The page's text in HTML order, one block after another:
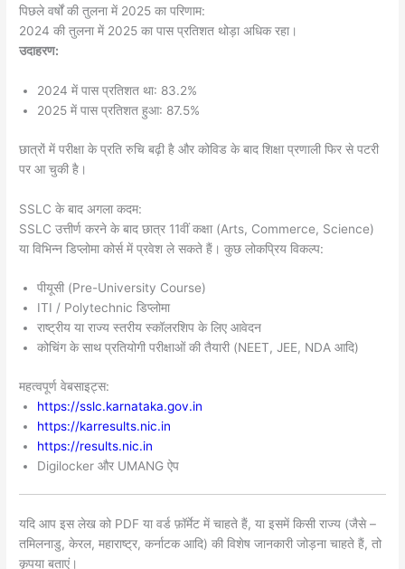
पिछले वर्षों की तुलना में 2025 का परिणाम:
2024 की तुलना में 2025 का पास प्रतिशत थोड़ा अधिक रहा।
उदाहरण:
2024 में पास प्रतिशत था: 83.2%
2025 में पास प्रतिशत हुआ: 87.5%
छात्रों में परीक्षा के प्रति रुचि बढ़ी है और कोविड के बाद शिक्षा प्रणाली फिर से पटरी
पर आ चुकी है।
SSLC के बाद अगला कदम:
SSLC उत्तीर्ण करने के बाद छात्र 11वीं कक्षा (Arts, Commerce, Science)
या विभिन्न डिप्लोमा कोर्स में प्रवेश ले सकते हैं। कुछ लोकप्रिय विकल्प:
पीयूसी (Pre-University Course)
ITI / Polytechnic डिप्लोमा
राष्ट्रीय या राज्य स्तरीय स्कॉलरशिप के लिए आवेदन
कोचिंग के साथ प्रतियोगी परीक्षाओं की तैयारी (NEET, JEE, NDA आदि)
महत्वपूर्ण वेबसाइट्स:
https://sslc.karnataka.gov.in
https://karresults.nic.in
https://results.nic.in
Digilocker और UMANG ऐप
यदि आप इस लेख को PDF या वर्ड फ़ॉर्मेट में चाहते हैं, या इसमें किसी राज्य (जैसे –
तमिलनाडु, केरल, महाराष्ट्र, कर्नाटक आदि) की विशेष जानकारी जोड़ना चाहते हैं, तो
कृपया बताएं।